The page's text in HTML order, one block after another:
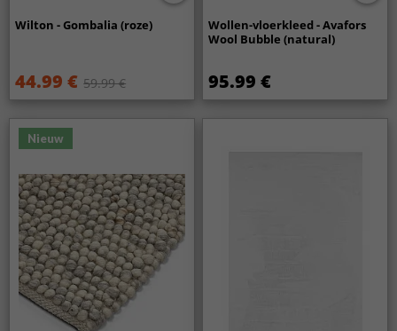
Wilton - Gombalia (roze)
44.99 € 59.99 €
Wollen-vloerkleed - Avafors
Wool Bubble (natural)
95.99 €
Nieuw